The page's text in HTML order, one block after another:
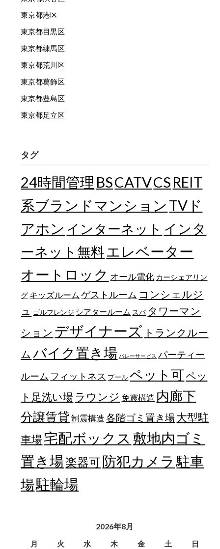
東京都港区
東京都目黒区
東京都練馬区
東京都荒川区
東京都葛飾区
東京都豊島区
東京都足立区
タグ
24時間管理 BSCATVCS REIT
系ブランドマンション TVド
アホン インターネット インタ
ーネット無料エレベーター
オートロック オール電化 カーシェアリン
グ キッズルーム ゲストルーム コンシェルジ
ュ
ゴルフレンジ シアタールーム スパ タワーマン
ション デザイナーズ トランクルー
ム バイク置き場 バレーサービス パーティー
ルーム フィットネス プール ペット可ペッ
ト足洗い場 ラウンジ 免震構造 内廊下
分譲賃貸 制震構造 各階ゴミ置き場大型駐
車場宅配ボックス 敷地内ゴミ
置き場楽器可防犯カメラ 駐車
場駐輪場
2026年8月
月 火 水 木 金 土
日